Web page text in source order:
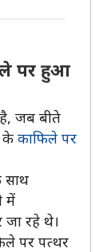
पर हुआ
जब बीते
के काफिले पर
साथ
में
जा रहे थे।
पर पत्थर